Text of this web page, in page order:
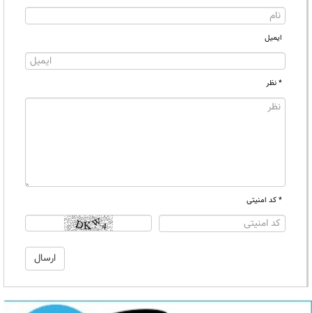
ایمیل
* نظر
* کد امنیتی